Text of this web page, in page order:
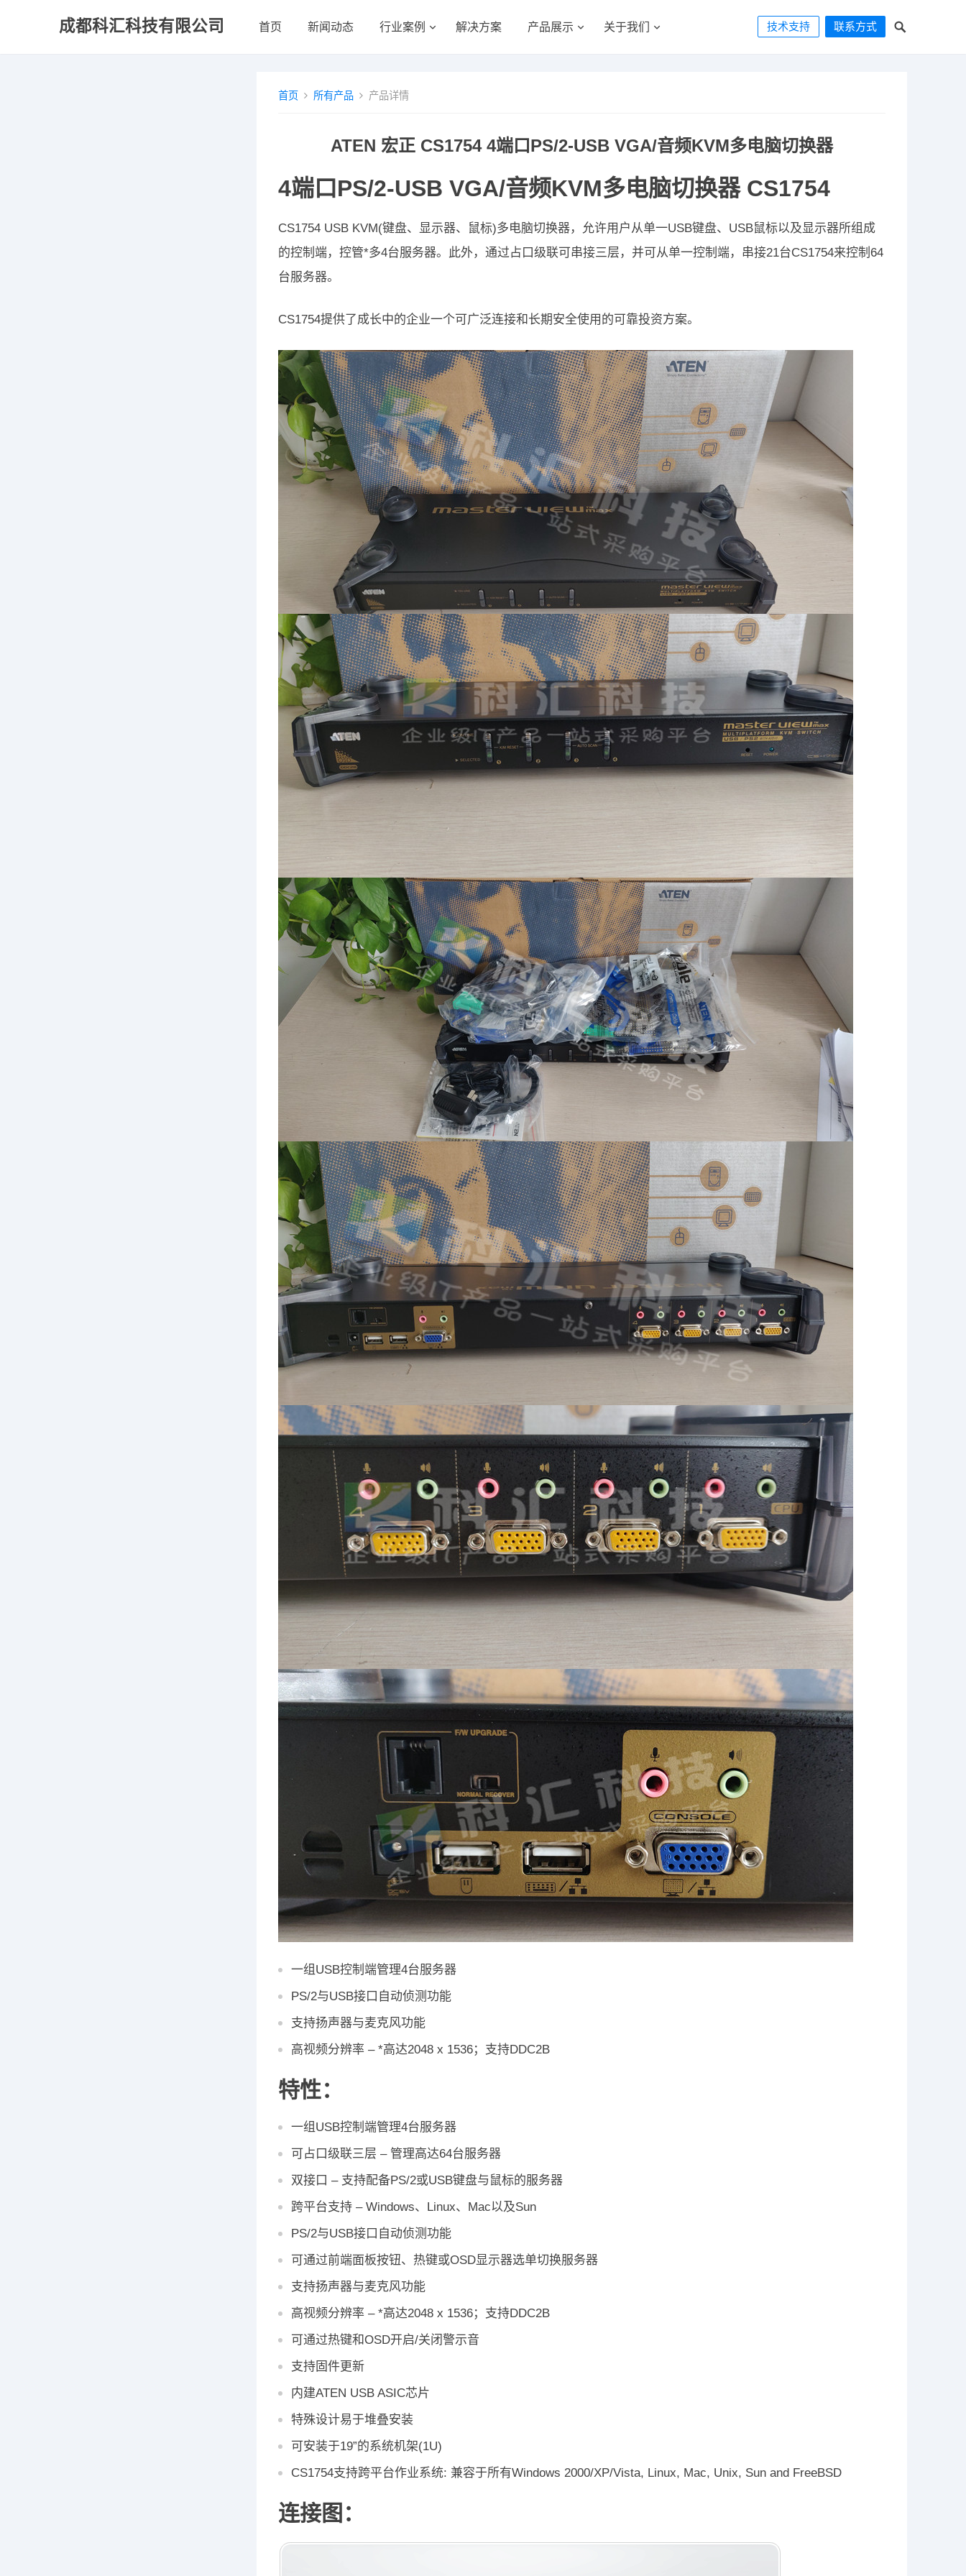
成都科汇科技有限公司 首页 新闻动态 行业案例 解决方案 产品展示 关于我们 技术支持 联系方式
首页 所有产品 产品详情
ATEN 宏正 CS1754 4端口PS/2-USB VGA/音频KVM多电脑切换器
4端口PS/2-USB VGA/音频KVM多电脑切换器 CS1754
CS1754 USB KVM(键盘、显示器、鼠标)多电脑切换器，允许用户从单一USB键盘、USB鼠标以及显示器所组成
的控制端，控管*多4台服务器。此外，通过占口级联可串接三层，并可从单一控制端，串接21台CS1754来控制64
台服务器。
CS1754提供了成长中的企业一个可广泛连接和长期安全使用的可靠投资方案。
一组USB控制端管理4台服务器
PS/2与USB接口自动侦测功能
支持扬声器与麦克风功能
高视频分辨率 – *高达2048 x 1536；支持DDC2B
特性：
一组USB控制端管理4台服务器
可占口级联三层 – 管理高达64台服务器
双接口 – 支持配备PS/2或USB键盘与鼠标的服务器
跨平台支持 – Windows、Linux、Mac以及Sun
PS/2与USB接口自动侦测功能
可通过前端面板按钮、热键或OSD显示器选单切换服务器
支持扬声器与麦克风功能
高视频分辨率 – *高达2048 x 1536；支持DDC2B
可通过热键和OSD开启/关闭警示音
支持固件更新
内建ATEN USB ASIC芯片
特殊设计易于堆叠安装
可安装于19”的系统机架(1U)
CS1754支持跨平台作业系统: 兼容于所有Windows 2000/XP/Vista, Linux, Mac, Unix, Sun and FreeBSD
连接图：